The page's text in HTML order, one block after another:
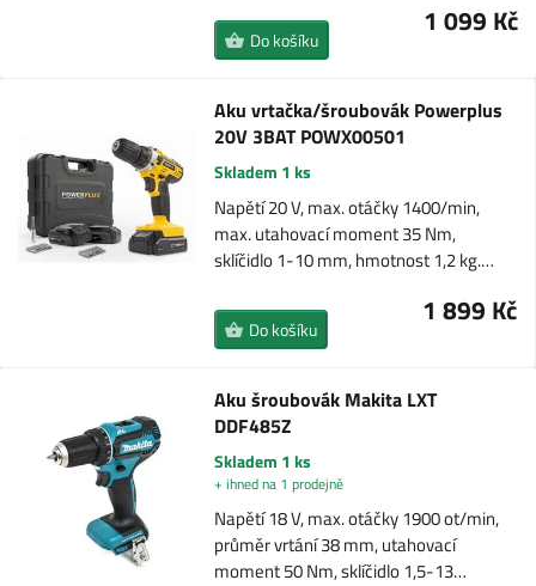
1 099 Kč
Do košíku
Aku vrtačka/šroubovák Powerplus
20V 3BAT POWX00501
Skladem 1 ks
Napětí 20 V, max. otáčky 1400/min,
max. utahovací moment 35 Nm,
sklíčidlo 1-10 mm, hmotnost 1,2 kg.…
1 899 Kč
Do košíku
Aku šroubovák Makita LXT
DDF485Z
Skladem 1 ks
+ ihned na 1 prodejně
Napětí 18 V, max. otáčky 1900 ot/min,
průměr vrtání 38 mm, utahovací
moment 50 Nm, sklíčidlo 1,5-13…